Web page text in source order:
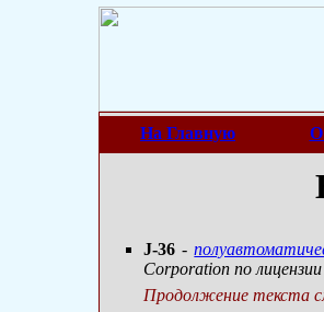
На Главную О
J-36 -
Corporation по
Продолжение текста